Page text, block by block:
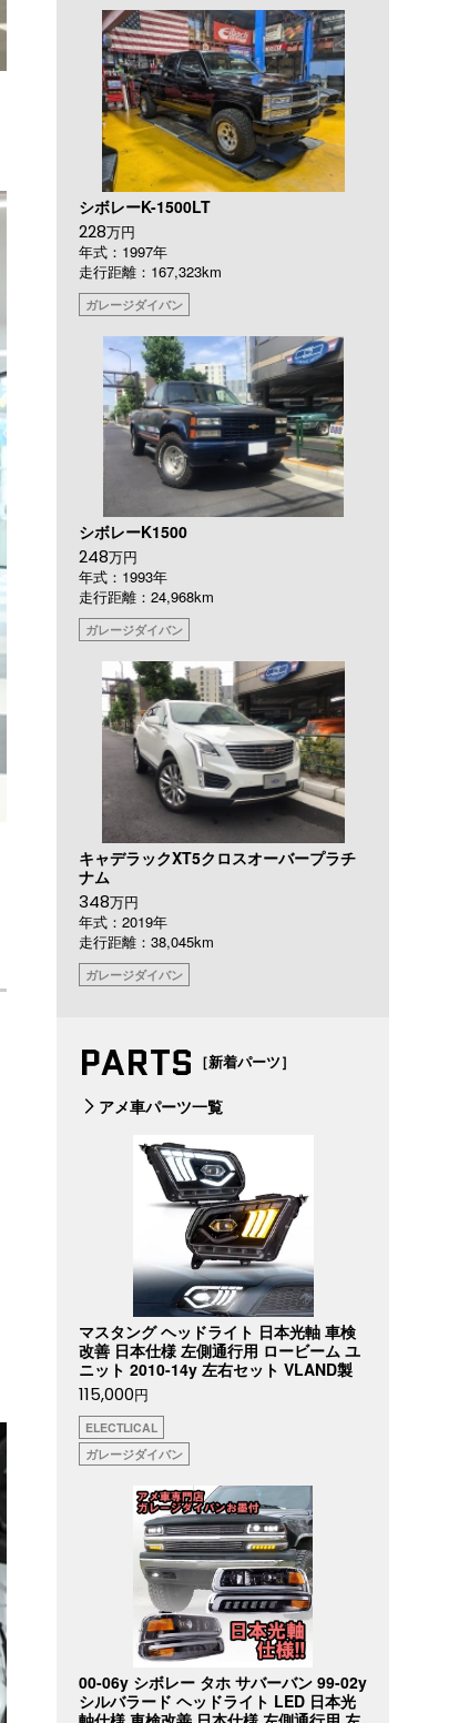
シボレーK-1500LT
228万円
年式：1997年
走行距離：167,323km
ガレージダイバン
シボレーK1500
248万円
年式：1993年
走行距離：24,968km
ガレージダイバン
キャデラックXT5クロスオーバープラチ
ナム
348万円
年式：2019年
走行距離：38,045km
ガレージダイバン
PARTS ［新着パーツ］
アメ車パーツ一覧
マスタング ヘッドライト 日本光軸 車検
改善 日本仕様 左側通行用 ロービーム ユ
ニット 2010-14y 左右セット VLAND製
115,000円
ELECTLICAL
ガレージダイバン
00-06y シボレー タホ サバーバン 99-02y
シルバラード ヘッドライト LED 日本光